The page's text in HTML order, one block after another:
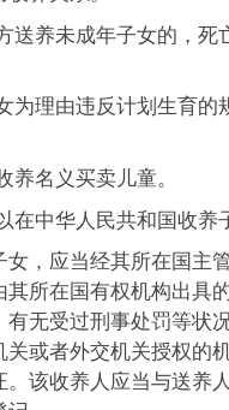
送养未成年子女的，死
为理由违反计划生育的
名义买卖儿童。
在中华人民共和国收养
，应当经其所在国主
所在国有权机构出具
无受过刑事处罚等状
或者外交机关授权的
该收养人应当与送养